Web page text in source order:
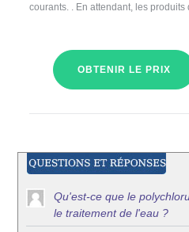
courants. . En attendant, les produits
OBTENIR LE PRIX
Qu'est-ce que le
le traitement de l'eau ?